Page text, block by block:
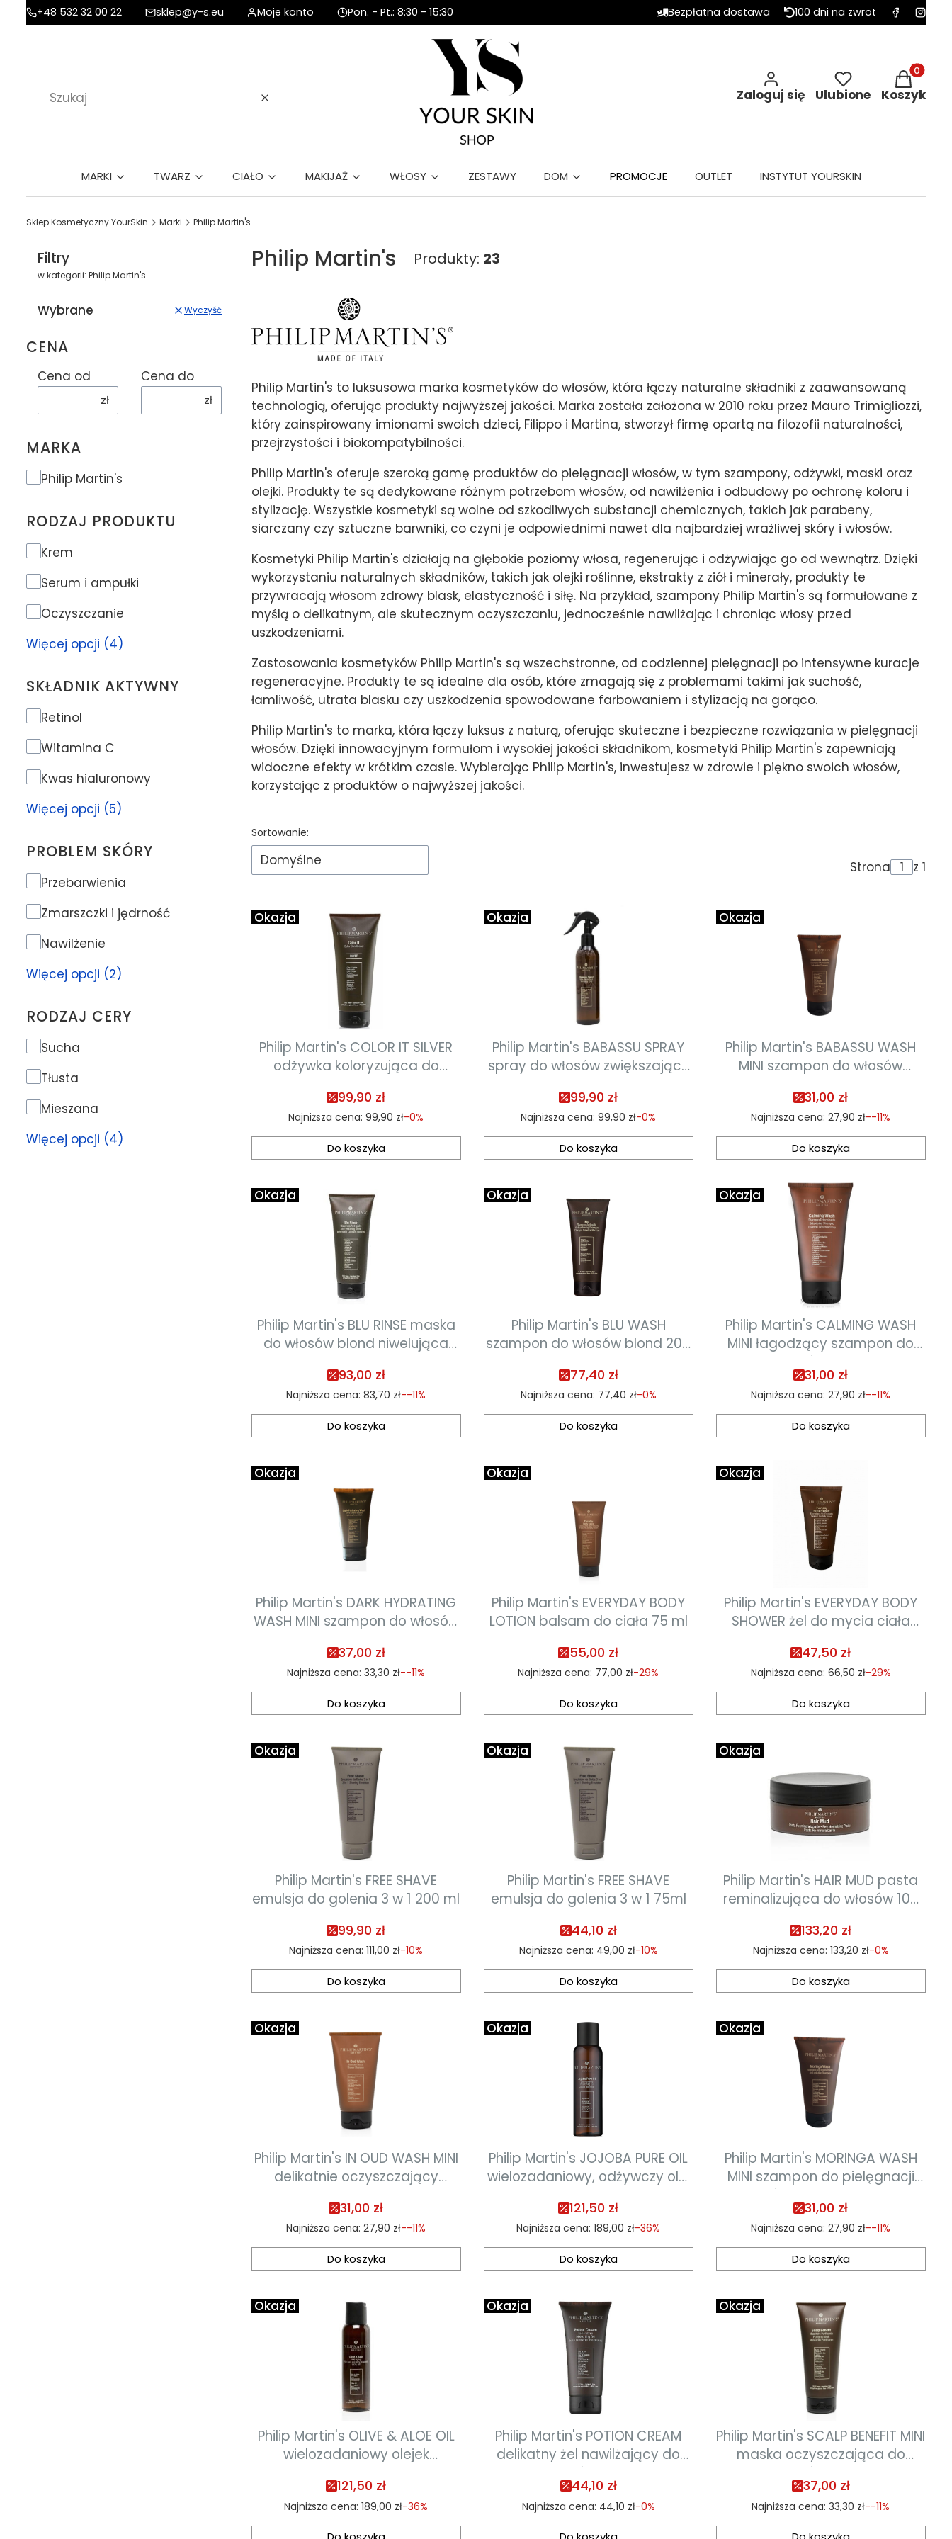
+48 532 32 00 22 sklep@y-s.eu Moje konto Pon. - Pt.: 8:30 - 15:30 Bezpłatna dostawa 100 dni na zwrot
Wyczyść
Zaloguj się Ulubione
Produkty
Koszyk
MARKI TWARZ CIAŁO MAKIJAŻ WŁOSY ZESTAWY DOM PROMOCJE OUTLET INSTYTUT YOURSKIN
Sklep Kosmetyczny YourSkin Marki Philip Martin's
Filtry
w kategorii: Philip Martin's
Wybrane Wyczyść
CENA
Cena od
zł
Cena do
zł
MARKA
Marka
Philip Martin's
RODZAJ PRODUKTU
Rodzaj produktu
Krem
Serum i ampułki
Oczyszczanie
Więcej opcji (4)
SKŁADNIK AKTYWNY
Składnik aktywny
Retinol
Witamina C
Kwas hialuronowy
Więcej opcji (5)
PROBLEM SKÓRY
Problem skóry
Przebarwienia
Zmarszczki i jędrność
Nawilżenie
Więcej opcji (2)
RODZAJ CERY
Rodzaj cery
Sucha
Tłusta
Mieszana
Więcej opcji (4)
Philip Martin's Produkty: 23
Philip Martin's to luksusowa marka kosmetyków do włosów, która łączy naturalne składniki z zaawansowaną
technologią, oferując produkty najwyższej jakości. Marka została założona w 2010 roku przez Mauro Trimigliozzi,
który zainspirowany imionami swoich dzieci, Filippo i Martina, stworzył firmę opartą na filozofii naturalności,
przejrzystości i biokompatybilności.
Philip Martin's oferuje szeroką gamę produktów do pielęgnacji włosów, w tym szampony, odżywki, maski oraz
olejki. Produkty te są dedykowane różnym potrzebom włosów, od nawilżenia i odbudowy po ochronę koloru i
stylizację. Wszystkie kosmetyki są wolne od szkodliwych substancji chemicznych, takich jak parabeny,
siarczany czy sztuczne barwniki, co czyni je odpowiednimi nawet dla najbardziej wrażliwej skóry i włosów.
Kosmetyki Philip Martin's działają na głębokie poziomy włosa, regenerując i odżywiając go od wewnątrz. Dzięki
wykorzystaniu naturalnych składników, takich jak olejki roślinne, ekstrakty z ziół i minerały, produkty te
przywracają włosom zdrowy blask, elastyczność i siłę. Na przykład, szampony Philip Martin's są formułowane z
myślą o delikatnym, ale skutecznym oczyszczaniu, jednocześnie nawilżając i chroniąc włosy przed
uszkodzeniami.
Zastosowania kosmetyków Philip Martin's są wszechstronne, od codziennej pielęgnacji po intensywne kuracje
regeneracyjne. Produkty te są idealne dla osób, które zmagają się z problemami takimi jak suchość,
łamliwość, utrata blasku czy uszkodzenia spowodowane farbowaniem i stylizacją na gorąco.
Philip Martin's to marka, która łączy luksus z naturą, oferując skuteczne i bezpieczne rozwiązania w pielęgnacji
włosów. Dzięki innowacyjnym formułom i wysokiej jakości składnikom, kosmetyki Philip Martin's zapewniają
widoczne efekty w krótkim czasie. Wybierając Philip Martin's, inwestujesz w zdrowie i piękno swoich włosów,
korzystając z produktów o najwyższej jakości.
Lista produktów
Sortowanie:
Domyślne Strona z 1
Okazja
Philip Martin's COLOR IT SILVER
odżywka koloryzująca do
włosów farbowanych 200 ml
99,90 zł
Najniższa cena: 99,90 zł-0%
Do koszyka
Okazja
Philip Martin's BABASSU SPRAY
spray do włosów zwiększający
99,90 zł
Najniższa cena: 99,90 zł-0%
Do koszyka
Okazja
Philip Martin's BABASSU WASH
MINI szampon do włosów
31,00 zł
Najniższa cena: 27,90 zł--11%
Do koszyka
Okazja
Philip Martin's BLU RINSE maska
do włosów blond niwelująca
żółte podtony 200 ml
93,00 zł
Najniższa cena: 83,70 zł--11%
Do koszyka
Okazja
Philip Martin's BLU WASH
szampon do włosów blond 200
77,40 zł
Najniższa cena: 77,40 zł-0%
Do koszyka
Okazja
Philip Martin's CALMING WASH
MINI łagodzący szampon do
włosów 75 ml
31,00 zł
Najniższa cena: 27,90 zł--11%
Do koszyka
Okazja
Philip Martin's DARK HYDRATING
WASH MINI szampon do włosów
37,00 zł
Najniższa cena: 33,30 zł--11%
Do koszyka
Okazja
Philip Martin's EVERYDAY BODY
LOTION balsam do ciała 75 ml
55,00 zł
Najniższa cena: 77,00 zł-29%
Do koszyka
Okazja
Philip Martin's EVERYDAY BODY
SHOWER żel do mycia ciała
47,50 zł
Najniższa cena: 66,50 zł-29%
Do koszyka
Okazja
Philip Martin's FREE SHAVE
emulsja do golenia 3 w 1 200 ml
99,90 zł
Najniższa cena: 111,00 zł-10%
Do koszyka
Okazja
Philip Martin's FREE SHAVE
emulsja do golenia 3 w 1 75ml
44,10 zł
Najniższa cena: 49,00 zł-10%
Do koszyka
Okazja
Philip Martin's HAIR MUD pasta
reminalizująca do włosów 100
133,20 zł
Najniższa cena: 133,20 zł-0%
Do koszyka
Okazja
Philip Martin's IN OUD WASH MINI
delikatnie oczyszczający
31,00 zł
Najniższa cena: 27,90 zł--11%
Do koszyka
Okazja
Philip Martin's JOJOBA PURE OIL
wielozadaniowy, odżywczy olej
włosów 100 ml
121,50 zł
Najniższa cena: 189,00 zł-36%
Do koszyka
Okazja
Philip Martin's MORINGA WASH
MINI szampon do pielęgnacji
włosów kręconych 75 ml
31,00 zł
Najniższa cena: 27,90 zł--11%
Do koszyka
Okazja
Philip Martin's OLIVE & ALOE OIL
wielozadaniowy olejek
121,50 zł
Najniższa cena: 189,00 zł-36%
Okazja
Philip Martin's POTION CREAM
delikatny żel nawilżający do
stylizacji włosów kręconych 75
ml
44,10 zł
Najniższa cena: 44,10 zł-0%
Okazja
Philip Martin's SCALP BENEFIT MINI
maska oczyszczająca do
włosów 75 ml
37,00 zł
Najniższa cena: 33,30 zł--11%